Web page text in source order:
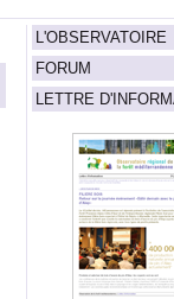
L'OBSERVATOIRE
FORUM
LETTRE